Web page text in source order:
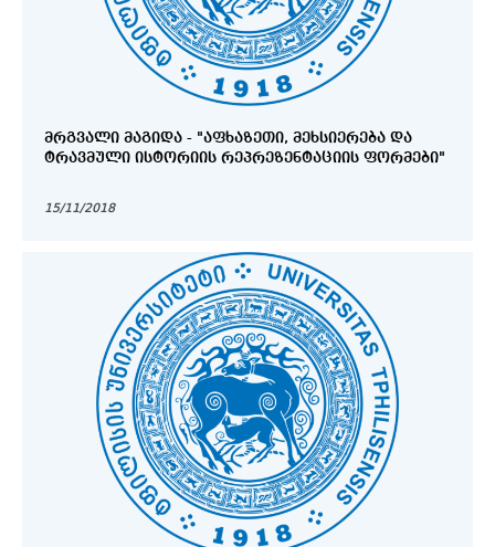
ᲛᲠᲒᲕᲐᲚᲘ ᲛᲐᲒᲘᲓᲐ - "ᲐᲤᲮᲐᲖᲔᲗᲘ, ᲛᲔᲮᲡᲘᲔᲠᲔᲑᲐ ᲓᲐ
ᲢᲠᲐᲕᲛᲣᲚᲘ ᲘᲡᲢᲝᲠᲘᲘᲡ ᲠᲔᲞᲠᲔᲖᲔᲜᲢᲐᲪᲘᲘᲡ ᲤᲝᲠᲛᲔᲑᲘ"
15/11/2018